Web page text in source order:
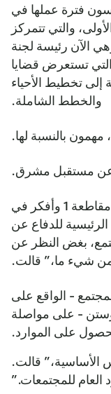
فترة عملها في
والتي تتمركز
الآن رئيسة لجنة
تستعرض قضايا
إلى تخطيط الأحياء
والخطط الشاملة.
بالنسبة لها.
عن مستقبل مشرق.
“في نهاية المطاف، عندما أفكر في مقاطعة 1 وأفكر في
للدفاع عن
بغض النظر عن
شيء ما،” قالت.
- الواقع على
- على مواصلة
على الموارد.
الأساسية،” قالت.
للمجتمعات.”